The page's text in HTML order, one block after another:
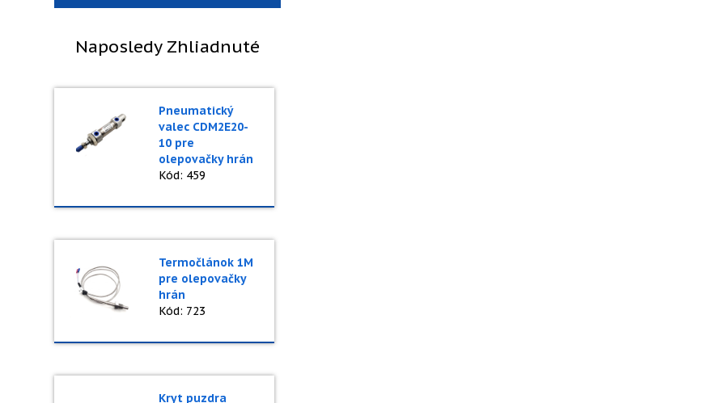
Naposledy Zhliadnuté
Pneumatický
valec CDM2E20-
10 pre
olepovačky hrán
Kód: 459
Termočlánok 1M
pre olepovačky
hrán
Kód: 723
Kryt puzdra